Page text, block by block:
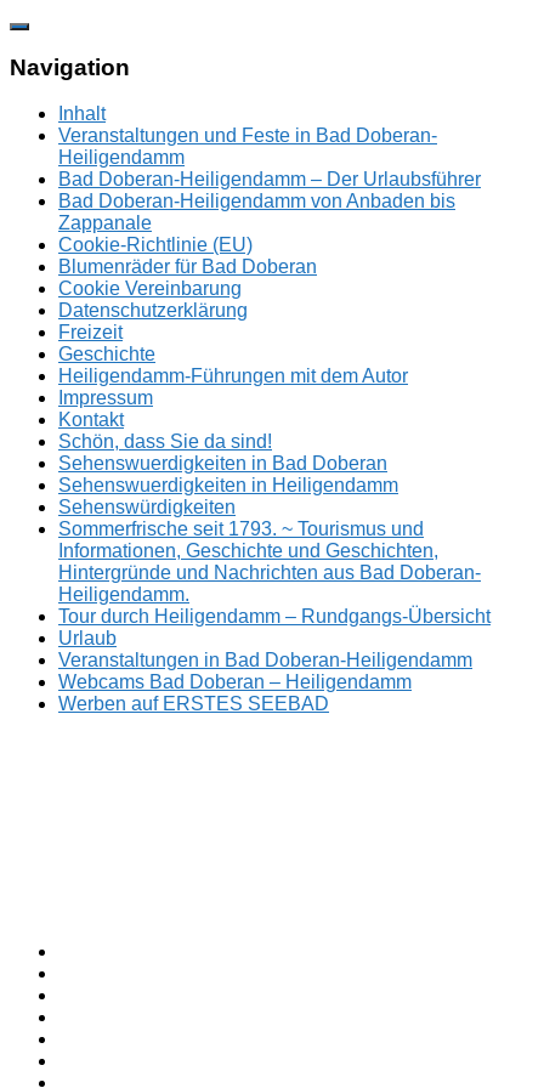
Zum
springen
Navigation
Inhalt
Veranstaltungen und Feste in Bad Doberan-
Heiligendamm
Bad Doberan-Heiligendamm – Der Urlaubsführer
Bad Doberan-Heiligendamm von Anbaden bis
Zappanale
Cookie-Richtlinie (EU)
Blumenräder für Bad Doberan
Cookie Vereinbarung
Datenschutzerklärung
Freizeit
Geschichte
Heiligendamm-Führungen mit dem Autor
Impressum
Kontakt
Schön, dass Sie da sind!
Sehenswuerdigkeiten in Bad Doberan
Sehenswuerdigkeiten in Heiligendamm
Sehenswürdigkeiten
Sommerfrische seit 1793. ~ Tourismus und
Informationen, Geschichte und Geschichten,
Hintergründe und Nachrichten aus Bad Doberan-
Heiligendamm.
Tour durch Heiligendamm – Rundgangs-Übersicht
Urlaub
Veranstaltungen in Bad Doberan-Heiligendamm
Webcams Bad Doberan – Heiligendamm
Werben auf ERSTES SEEBAD
ERSTES
SEEBAD
Sommerfrische
seit
1793.